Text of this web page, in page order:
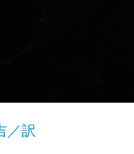
／訳